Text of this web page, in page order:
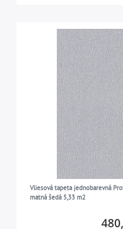
Vliesová tapeta jednobarevná
matná šedá 5,33 m2